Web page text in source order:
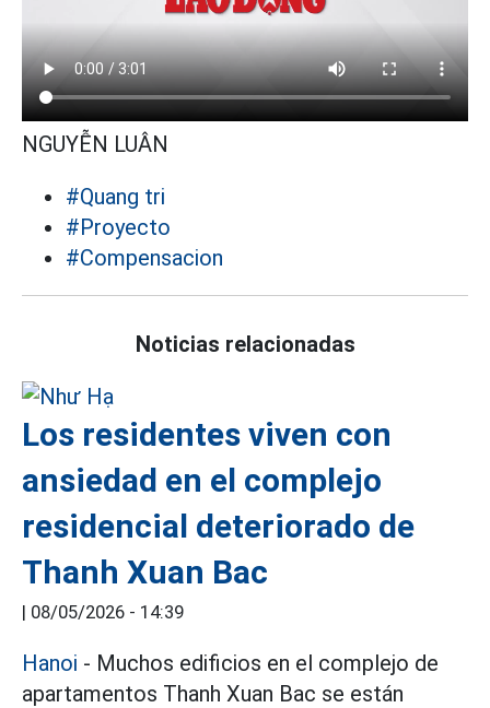
NGUYỄN LUÂN
#Quang tri
#Proyecto
#Compensacion
Noticias relacionadas
Los residentes viven con
ansiedad en el complejo
residencial deteriorado de
Thanh Xuan Bac
| 08/05/2026 - 14:39
Hanoi - Muchos edificios en el complejo de
apartamentos Thanh Xuan Bac se están